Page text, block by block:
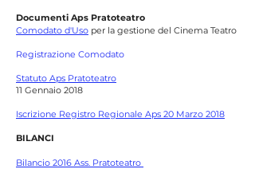
Documenti Aps Pratoteatro
Comodato d'Uso per la gestione del Cinema Teatro
Registrazione Comodato
Statuto Aps Pratoteatro
11 Gennaio 2018
Iscrizione Registro Regionale Aps 20 Marzo 2018
BILANCI
Bilancio 2016 Ass. Pratoteatro